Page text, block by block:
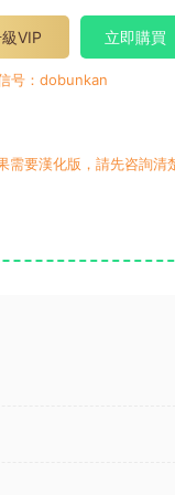
VIP 立即購買
号：dobunkan
需要漢化版，請先咨詢清